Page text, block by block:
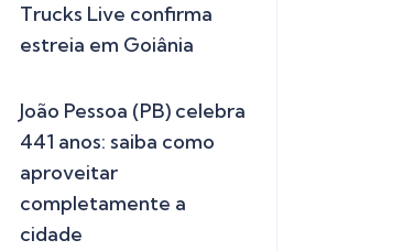
Trucks Live confirma
estreia em Goiânia
João Pessoa (PB) celebra
441 anos: saiba como
aproveitar
completamente a
cidade